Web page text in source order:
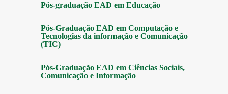
Pós-graduação EAD em Educação
Pós-Graduação EAD em Computação e
Tecnologias da informação e Comunicação
(TIC)
Pós-Graduação EAD em Ciências Sociais,
Comunicação e Informação